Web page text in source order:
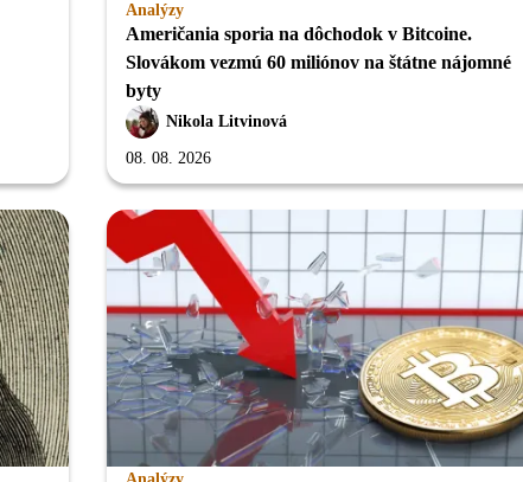
Analýzy
Američania sporia na dôchodok v Bitcoine.
Slovákom vezmú 60 miliónov na štátne nájomné
byty
Nikola Litvinová
08. 08. 2026